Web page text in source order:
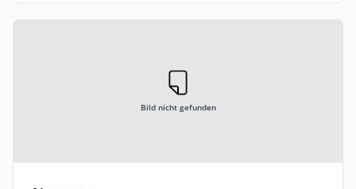
Bild nicht gefunden